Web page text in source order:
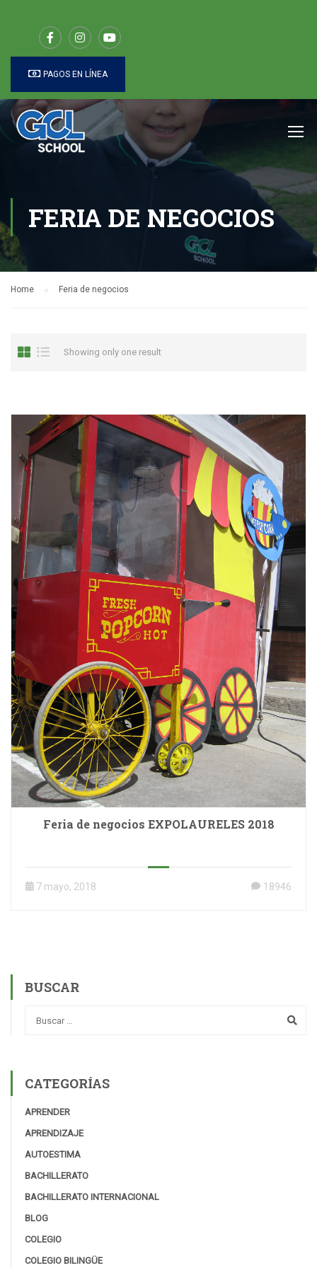
PAGOS EN LÍNEA
FERIA DE NEGOCIOS
Home Feria de negocios
Showing only one result
Feria de negocios EXPOLAURELES 2018
7 mayo, 2018 18946
BUSCAR
CATEGORÍAS
APRENDER
APRENDIZAJE
AUTOESTIMA
BACHILLERATO
BACHILLERATO INTERNACIONAL
BLOG
COLEGIO
COLEGIO BILINGÜE